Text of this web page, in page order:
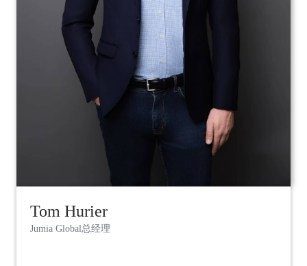
Tom Hurier
Jumia Global总经理